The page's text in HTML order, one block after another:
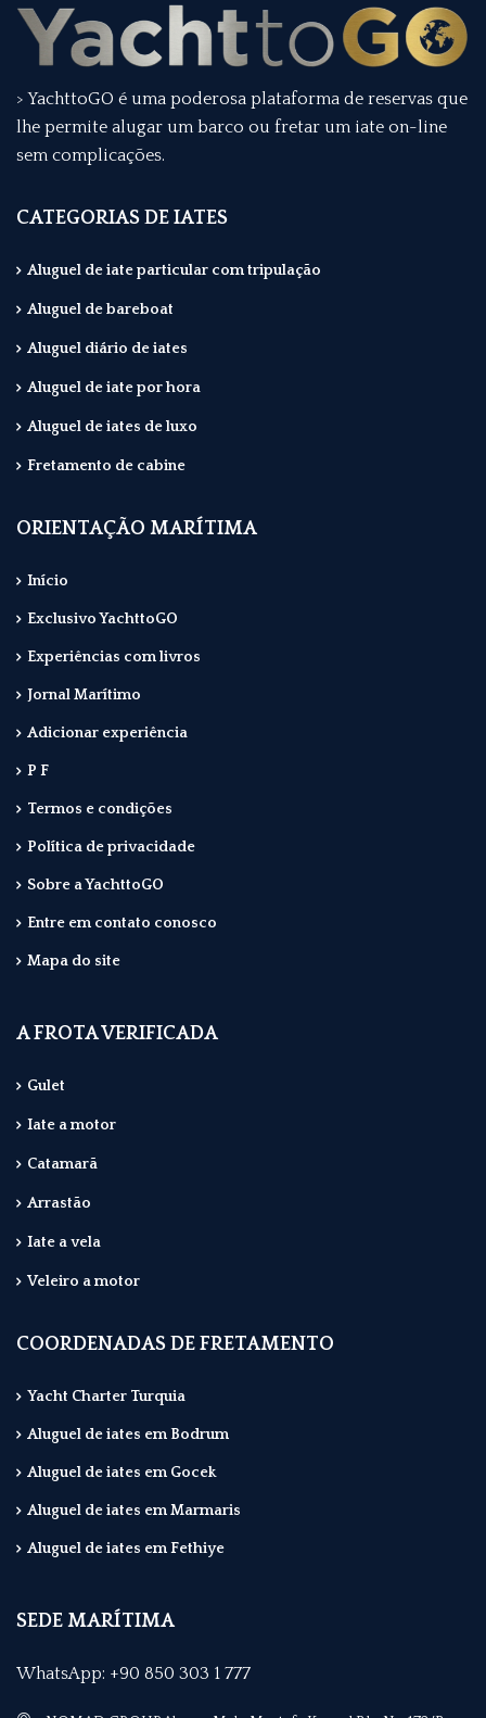
> YachttoGO é uma poderosa plataforma de reservas que
lhe permite alugar um barco ou fretar um iate on-line
sem complicações.
CATEGORIAS DE IATES
Aluguel de iate particular com tripulação
Aluguel de bareboat
Aluguel diário de iates
Aluguel de iate por hora
Aluguel de iates de luxo
Fretamento de cabine
ORIENTAÇÃO MARÍTIMA
Início
Exclusivo YachttoGO
Experiências com livros
Jornal Marítimo
Adicionar experiência
P F
Termos e condições
Política de privacidade
Sobre a YachttoGO
Entre em contato conosco
Mapa do site
A FROTA VERIFICADA
Gulet
Iate a motor
Catamarã
Arrastão
Iate a vela
Veleiro a motor
COORDENADAS DE FRETAMENTO
Yacht Charter Turquia
Aluguel de iates em Bodrum
Aluguel de iates em Gocek
Aluguel de iates em Marmaris
Aluguel de iates em Fethiye
SEDE MARÍTIMA
WhatsApp: +90 850 303 1 777